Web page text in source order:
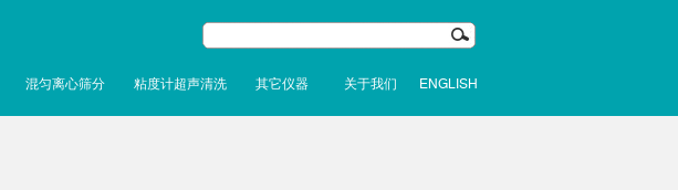
混匀离心筛分 粘度计超声清洗 其它仪器 关于我们 ENGLISH